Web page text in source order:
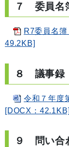
７ 委員名
R7委員名
49.2KB]
８ 議事録
令和７年度
[DOCX：42.1KB]
９ 問い合